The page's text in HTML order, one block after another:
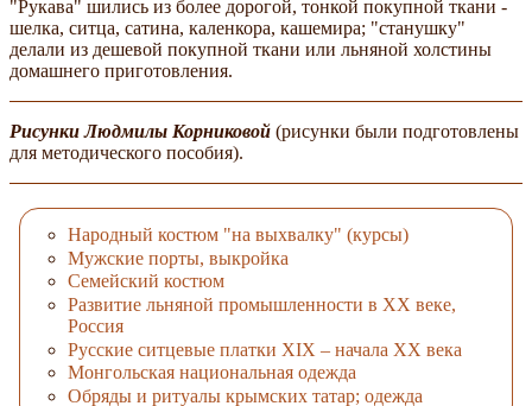
"Рукава" шились из более дорогой, тонкой покупной ткани -
шелка, ситца, сатина, каленкора, кашемира; "станушку"
делали из дешевой покупной ткани или льняной холстины
домашнего приготовления.
Рисунки Людмилы Корниковой (рисунки были подготовлены
для методического пособия).
Народный костюм "на выхвалку" (курсы)
Мужские порты, выкройка
Семейский костюм
Развитие льняной промышленности в XX веке,
Россия
Русские ситцевые платки XIX – начала XX века
Монгольская национальная одежда
Обряды и ритуалы крымских татар; одежда